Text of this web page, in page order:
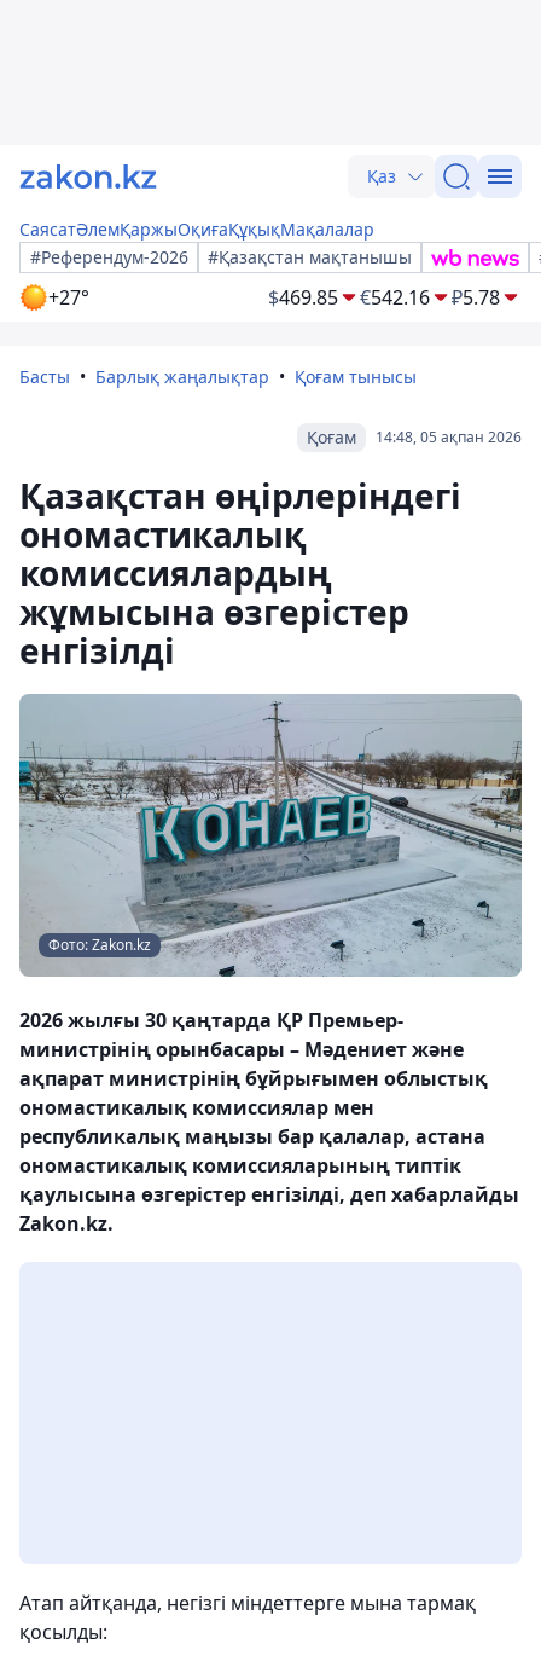
Қаз
СаясатӘлемҚаржыОқиғаҚұқықМақалалар
#Референдум-2026
#Қазақстан мақтанышы
+27° $469.85 €542.16 ₽5.78
Басты Барлық жаңалықтар Қоғам тынысы
14:48, 05 ақпан 2026
Қоғам
Қазақстан өңірлеріндегі
ономастикалық
комиссиялардың
жұмысына өзгерістер
енгізілді
Фото: Zakon.kz
2026 жылғы 30 қаңтарда ҚР Премьер-
министрінің орынбасары – Мәдениет және
ақпарат министрінің бұйрығымен облыстық
ономастикалық комиссиялар мен
республикалық маңызы бар қалалар, астана
ономастикалық комиссияларының типтік
қаулысына өзгерістер енгізілді, деп хабарлайды
Zakon.kz.
Атап айтқанда, негізгі міндеттерге мына тармақ
қосылды: